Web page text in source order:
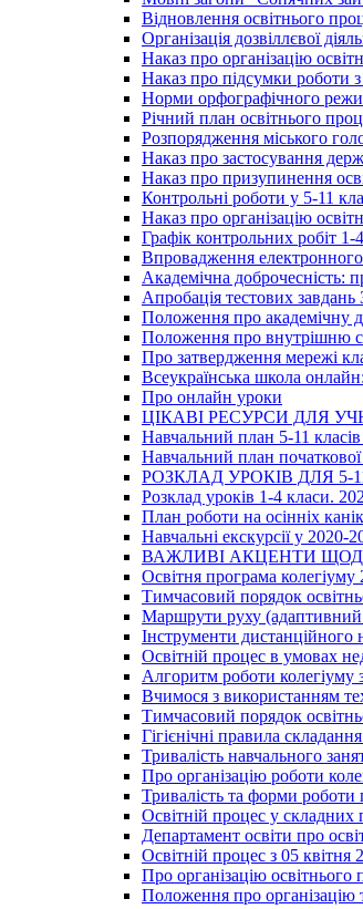
Відновлення освітнього
Організація дозвіллєвої
Наказ про організацію
Наказ про підсумки роботи
Норми орфографічного
Річний план освітнього
Розпорядження міського
Наказ про застосування
Наказ про призупинення
Контрольні роботи у 5-11
Наказ про організацію
Графік контрольних робіт 1-
Впровадження
Академічна доброчесність:
Апробація тестових завдань
Положення про академічну
Положення про внутрішню
Про затвердження мережі
Всеукраїнська школа
Про онлайн уроки
ЦІКАВІ РЕСУРСИ ДЛЯ
Навчальний план 5-11
Навчальний план
РОЗКЛАД УРОКІВ ДЛЯ 5-
Розклад уроків 1-4 класи.
План роботи на осінніх
Навчальні екскурсії у 2020-
ВАЖЛИВІ АКЦЕНТИ
Освітня програма
Тимчасовий порядок
Маршрути руху (адаптивний
Інструменти дистанційного
Освітній процес в умовах
Алгоритм роботи колегіуму
Вчимося з використанням
Тимчасовий порядок
Гігієнічні правила
Тривалість навчального
Про організацію роботи
Тривалість та форми роботи
Освітній процес у
Департамент освіти про
Освітній процес з 05 квітня
Про організацію освітнього
Положення про організацію